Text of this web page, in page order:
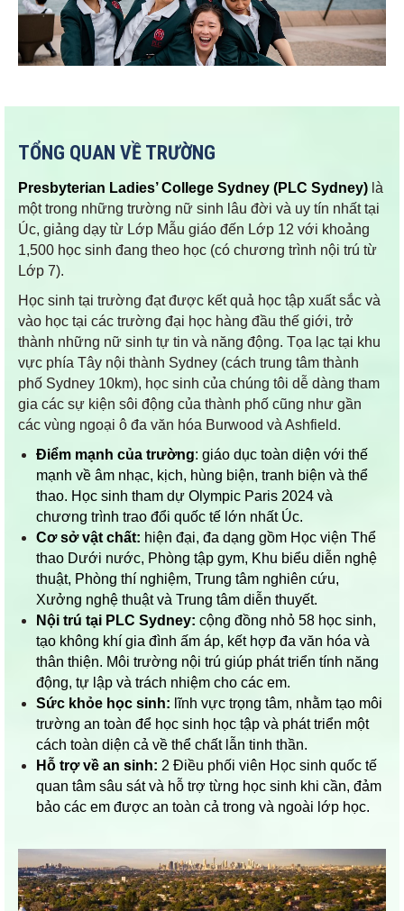
TỔNG QUAN VỀ TRƯỜNG
Presbyterian Ladies’ College Sydney (PLC Sydney) là
một trong những trường nữ sinh lâu đời và uy tín nhất tại
Úc, giảng dạy từ Lớp Mẫu giáo đến Lớp 12 với khoảng
1,500 học sinh đang theo học (có chương trình nội trú từ
Lớp 7).
Học sinh tại trường đạt được kết quả học tập xuất sắc và
vào học tại các trường đại học hàng đầu thế giới, trở
thành những nữ sinh tự tin và năng động. Tọa lạc tại khu
vực phía Tây nội thành Sydney (cách trung tâm thành
phố Sydney 10km), học sinh của chúng tôi dễ dàng tham
gia các sự kiện sôi động của thành phố cũng như gần
các vùng ngoại ô đa văn hóa Burwood và Ashfield.
Điểm mạnh của trường: giáo dục toàn diện với thế
mạnh về âm nhạc, kịch, hùng biện, tranh biện và thể
thao. Học sinh tham dự Olympic Paris 2024 và
chương trình trao đổi quốc tế lớn nhất Úc.
Cơ sở vật chất: hiện đại, đa dạng gồm Học viện Thể
thao Dưới nước, Phòng tập gym, Khu biểu diễn nghệ
thuật, Phòng thí nghiệm, Trung tâm nghiên cứu,
Xưởng nghệ thuật và Trung tâm diễn thuyết.
Nội trú tại PLC Sydney: cộng đồng nhỏ 58 học sinh,
tạo không khí gia đình ấm áp, kết hợp đa văn hóa và
thân thiện. Môi trường nội trú giúp phát triển tính năng
động, tự lập và trách nhiệm cho các em.
Sức khỏe học sinh: lĩnh vực trọng tâm, nhằm tạo môi
trường an toàn để học sinh học tập và phát triển một
cách toàn diện cả về thể chất lẫn tinh thần.
Hỗ trợ về an sinh: 2 Điều phối viên Học sinh quốc tế
quan tâm sâu sát và hỗ trợ từng học sinh khi cần, đảm
bảo các em được an toàn cả trong và ngoài lớp học.